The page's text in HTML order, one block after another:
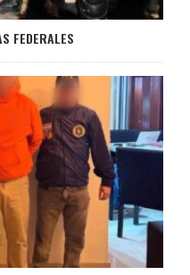
FEDERALES